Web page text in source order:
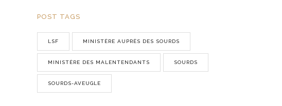
POST TAGS
LSF MINISTÈRE AUPRÈS DES SOURDS
MINISTÈRE DES MALENTENDANTS SOURDS
SOURDS-AVEUGLE